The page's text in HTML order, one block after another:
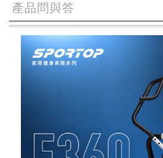
產品問與答